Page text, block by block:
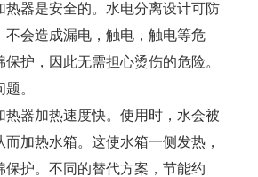
器是安全的。水电分离设计可防
不会造成漏电，触电，触电等危
护，因此无需担心烫伤的危险。
。
器加热速度快。使用时，水会被
加热水箱。这使水箱一侧发热，
保护。不同的替代方案，节能约